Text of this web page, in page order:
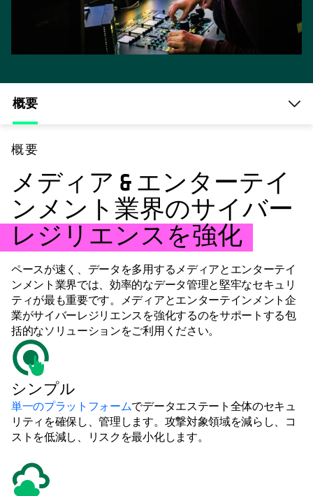
概要
概要
メディア & エンターテイ
ンメント業界のサイバー
レジリエンスを強化
ペースが速く、データを多用するメディアとエンターテイ
ンメント業界では、効率的なデータ管理と堅牢なセキュリ
ティが最も重要です。メディアとエンターテインメント企
業がサイバーレジリエンスを強化するのをサポートする包
括的なソリューションをご利用ください。
シンプル
単一のプラットフォームでデータエステート全体のセキュ
リティを確保し、管理します。攻撃対象領域を減らし、コ
ストを低減し、リスクを最小化します。